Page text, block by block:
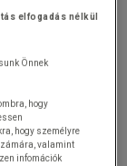
elfogadás nélkül
Önnek
hogy
hogy személyre
valamint
infomációk